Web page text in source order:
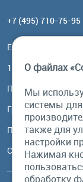
+7 (495) 710-75-95
Email:
117485, Москва,
Посмотреть на
График работы
Пн-Пт: с 10:00 до
Сб, Вс: выходной
О файлах
Мы
системы
также для
настройки
Нажимая
обработку